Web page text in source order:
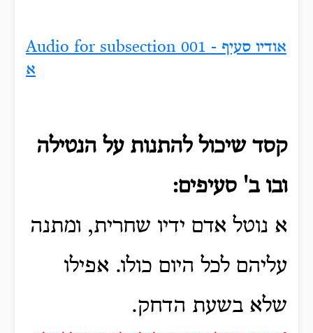
Audio for subsection 001 - אודיו סעיף
א
קסד שיכול להתנות על הנטילה
ובו ב' סעיפים:
א נוטל אדם ידיו שחרית, ומתנה
עליהם לכל היום כולו. אפילו
שלא בשעת הדחק.